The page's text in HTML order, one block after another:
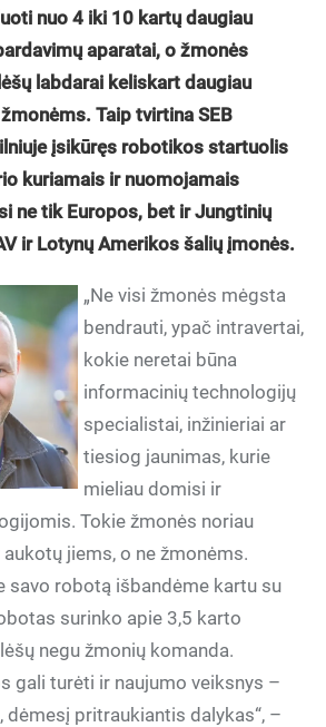
nuo 4 iki 10 kartų daugiau
aparatai, o žmonės
labdarai keliskart daugiau
Taip tvirtina SEB
įsikūręs robotikos startuolis
kuriamais ir nuomojamais
ne tik Europos, bet ir Jungtinių
ir Lotynų Amerikos šalių įmonės.
„Ne visi žmonės mėgsta
bendrauti, ypač intravertai,
kokie neretai būna
informacinių technologijų
specialistai, inžinieriai ar
tiesiog jaunimas, kurie
mieliau domisi ir
Tokie žmonės noriau
jiems, o ne žmonėms.
savo robotą išbandėme kartu su
surinko apie 3,5 karto
negu žmonių komanda.
gali turėti ir naujumo veiksnys –
dėmesį pritraukiantis dalykas“, –